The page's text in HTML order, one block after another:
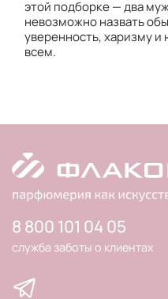
этой подборке — два
невозможно назвать
уверенность, харизму и
всем.
8 800 101 04 05
служба заботы о клиентах